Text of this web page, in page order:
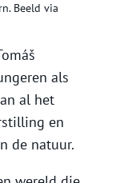
Beeld via
als
al het
en
de natuur.